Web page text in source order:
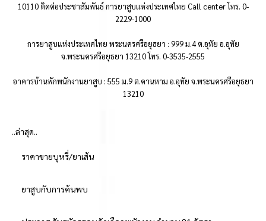
10110 ติดต่อประชาสัมพันธ์ การยาสูบแห่งประเทศไทย Call center โทร. 0-
2229-1000
การยาสูบแห่งประเทศไทย พระนครศรีอยุธยา : 999 ม.4 ต.อุทัย อ.อุทัย
จ.พระนครศรีอยุธยา 13210 โทร. 0-3535-2555
อาคารบ้านพักพนักงานยาสูบ : 555 ม.9 ต.คานหาม อ.อุทัย จ.พระนครศรีอยุธยา
13210
..ล่าสุด..
ราคาขายบุหรี่/ยาเส้น
ยาสูบกับการค้นพบ